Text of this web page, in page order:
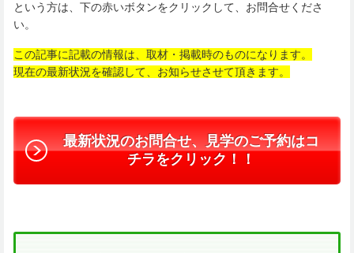
という方は、下の赤いボタンをクリックして、お問合せくださ
い。
この記事に記載の情報は、取材・掲載時のものになります。
現在の最新状況を確認して、お知らせさせて頂きます。
最新状況のお問合せ、見学のご予約はコ
チラをクリック！！